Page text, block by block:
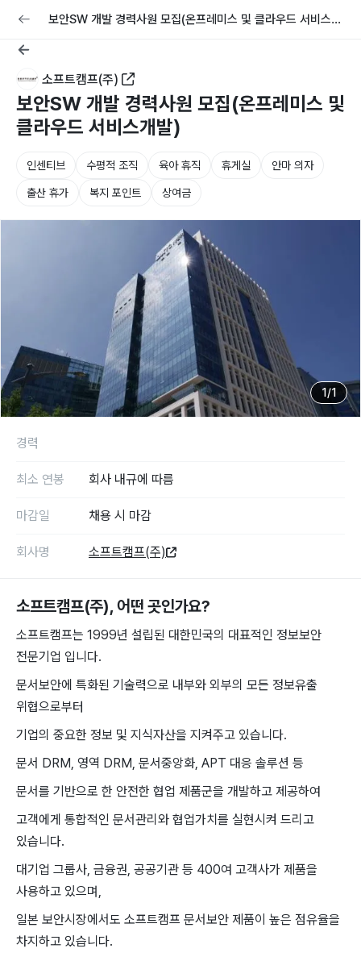
교육 커리어 채용공고 올리기
보안SW 개발 경력사원 모집(온프레미스 및 클라우드 서비스개
소프트캠프(주)
보안SW 개발 경력사원 모집(온프레미스 및
클라우드 서비스개발)
인센티브 수평적 조직 육아 휴직 휴게실 안마 의자
출산 휴가 복지 포인트 상여금
1 /1
소프트캠프(주), 어떤 곳인가요?
소프트캠프는 1999년 설립된 대한민국의 대표적인 정보보안
전문기업 입니다.
문서보안에 특화된 기술력으로 내부와 외부의 모든 정보유출
위협으로부터
기업의 중요한 정보 및 지식자산을 지켜주고 있습니다.
문서 DRM, 영역 DRM, 문서중앙화, APT 대응 솔루션 등
문서를 기반으로 한 안전한 협업 제품군을 개발하고 제공하여
고객에게 통합적인 문서관리와 협업가치를 실현시켜 드리고
있습니다.
대기업 그룹사, 금융권, 공공기관 등 400여 고객사가 제품을
사용하고 있으며,
일본 보안시장에서도 소프트캠프 문서보안 제품이 높은 점유율을
차지하고 있습니다.
경력
최소 연봉 회사 내규에 따름
마감일 채용 시 마감
회사명 소프트캠프(주)